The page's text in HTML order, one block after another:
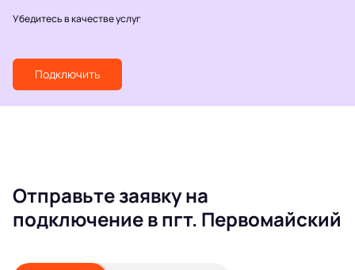
Убедитесь в качестве услуг
Подключить
Отправьте заявку на
подключение в пгт. Первомайский